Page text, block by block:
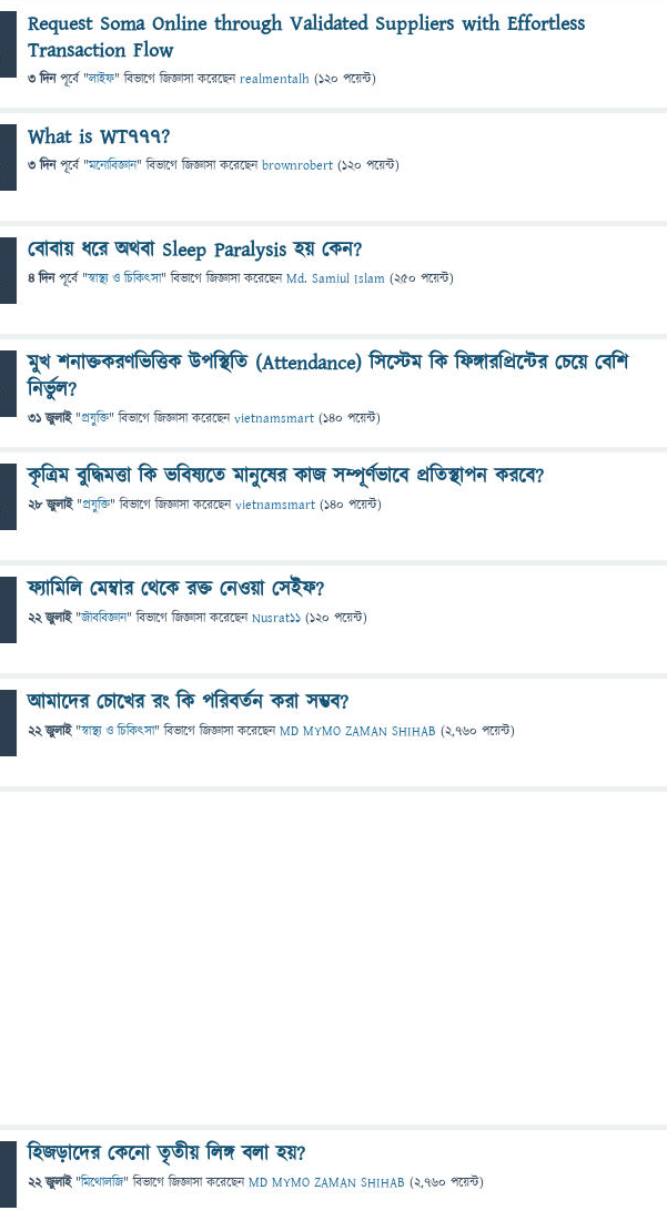
Request Soma Online through Validated Suppliers with Effortless
Transaction Flow
3 দিনপূর্বে "লাইফ" বিভাগে জিজ্ঞাসাকরেছেনrealmentalh (120 পয়েন্ট)
What is WT777?
3 দিনপূর্বে "মনোবিজ্ঞান" বিভাগে জিজ্ঞাসাকরেছেনbrownrobert (120 পয়েন্ট)
বোবায় ধরে অথবা Sleep Paralysis হয় কেন?
4 দিনপূর্বে "স্বাস্থ্য ও চিকিৎসা" বিভাগে জিজ্ঞাসাকরেছেনMd. Samiul Islam (250 পয়েন্ট)
মুখ শনাক্তকরণভিত্তিক উপস্থিতি (Attendance) সিস্টেম কি ফিঙ্গারপ্রিন্টের চেয়ে বেশি
নির্ভুল?
31 জুলাই "প্রযুক্তি" বিভাগে জিজ্ঞাসাকরেছেনvietnamsmart (140 পয়েন্ট)
কৃত্রিম বুদ্ধিমত্তা কি ভবিষ্যতে মানুষের কাজ সম্পূর্ণভাবে প্রতিস্থাপন করবে?
28 জুলাই "প্রযুক্তি" বিভাগে জিজ্ঞাসাকরেছেনvietnamsmart (140 পয়েন্ট)
ফ্যামিলি মেম্বার থেকে রক্ত নেওয়া সেইফ?
22 জুলাই "জীববিজ্ঞান" বিভাগে জিজ্ঞাসাকরেছেনNusrat11 (120 পয়েন্ট)
আমাদের চোখের রং কি পরিবর্তন করা সম্ভব?
22 জুলাই "স্বাস্থ্য ও চিকিৎসা" বিভাগে জিজ্ঞাসাকরেছেনMD MYMO ZAMAN SHIHAB (2,760 পয়েন্ট)
হিজড়াদের কেনো তৃতীয় লিঙ্গ বলা হয়?
22 জুলাই "মিথোলজি" বিভাগে জিজ্ঞাসাকরেছেনMD MYMO ZAMAN SHIHAB (2,760 পয়েন্ট)